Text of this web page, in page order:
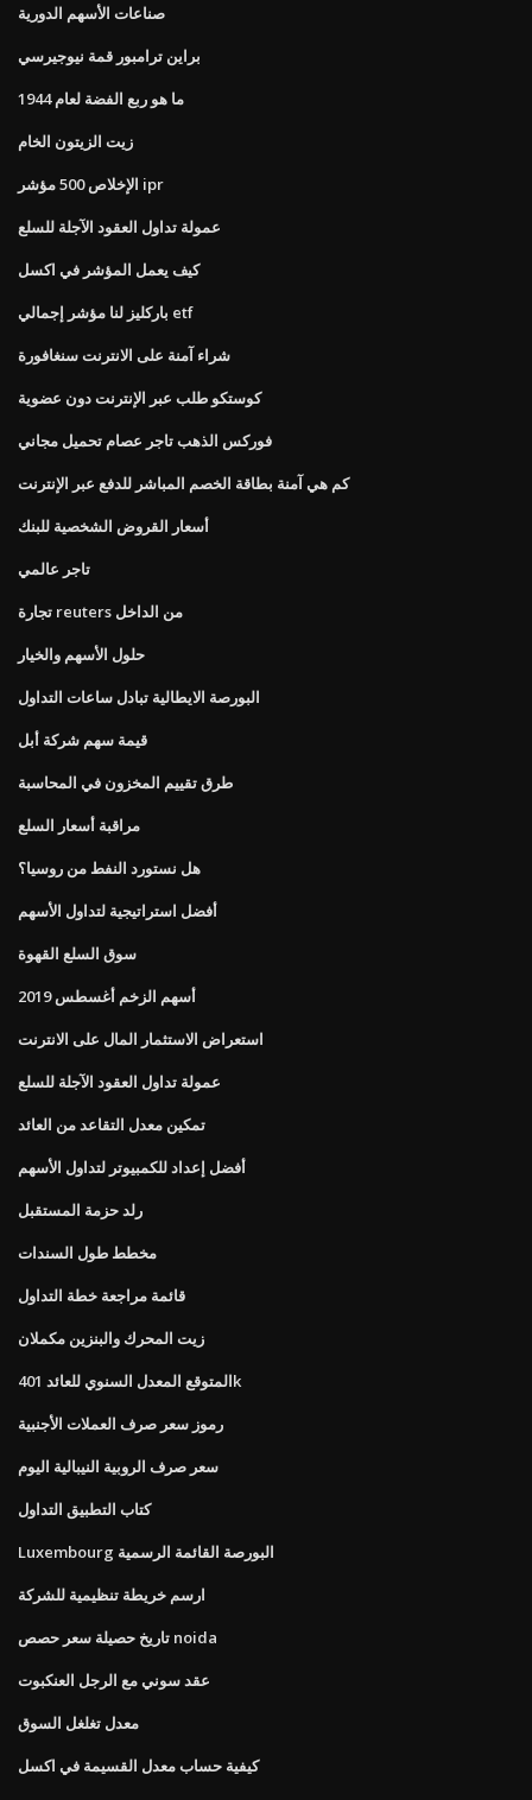
صناعات الأسهم الدورية
براين ترامبور قمة نيوجيرسي
ما هو ربع الفضة لعام 1944
زيت الزيتون الخام
الإخلاص 500 مؤشر ipr
عمولة تداول العقود الآجلة للسلع
كيف يعمل المؤشر في اكسل
باركليز لنا مؤشر إجمالي etf
شراء آمنة على الانترنت سنغافورة
كوستكو طلب عبر الإنترنت دون عضوية
فوركس الذهب تاجر عصام تحميل مجاني
كم هي آمنة بطاقة الخصم المباشر للدفع عبر الإنترنت
أسعار القروض الشخصية للبنك
تاجر عالمي
تجارة reuters من الداخل
حلول الأسهم والخيار
البورصة الايطالية تبادل ساعات التداول
قيمة سهم شركة أبل
طرق تقييم المخزون في المحاسبة
مراقبة أسعار السلع
هل نستورد النفط من روسيا؟
أفضل استراتيجية لتداول الأسهم
سوق السلع القهوة
أسهم الزخم أغسطس 2019
استعراض الاستثمار المال على الانترنت
عمولة تداول العقود الآجلة للسلع
تمكين معدل التقاعد من العائد
أفضل إعداد للكمبيوتر لتداول الأسهم
رلد حزمة المستقبل
مخطط طول السندات
قائمة مراجعة خطة التداول
زيت المحرك والبنزين مكملان
المتوقع المعدل السنوي للعائد 401k
رموز سعر صرف العملات الأجنبية
سعر صرف الروبية النيبالية اليوم
كتاب التطبيق التداول
Luxembourg البورصة القائمة الرسمية
ارسم خريطة تنظيمية للشركة
تاريخ حصيلة سعر حصص noida
عقد سوني مع الرجل العنكبوت
معدل تغلغل السوق
كيفية حساب معدل القسيمة في اكسل